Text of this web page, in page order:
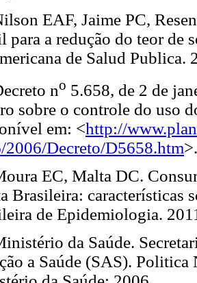
EAF, Jaime PC,
para a redução do teor de
de Salud
no 5.658, de 2 de
sobre o controle do uso
em: <http://
2006/Decreto/D5658.htm>.
EC, Malta DC.
Brasileira: características
de Epidemiologia.
da Saúde.
a Saúde (SAS).